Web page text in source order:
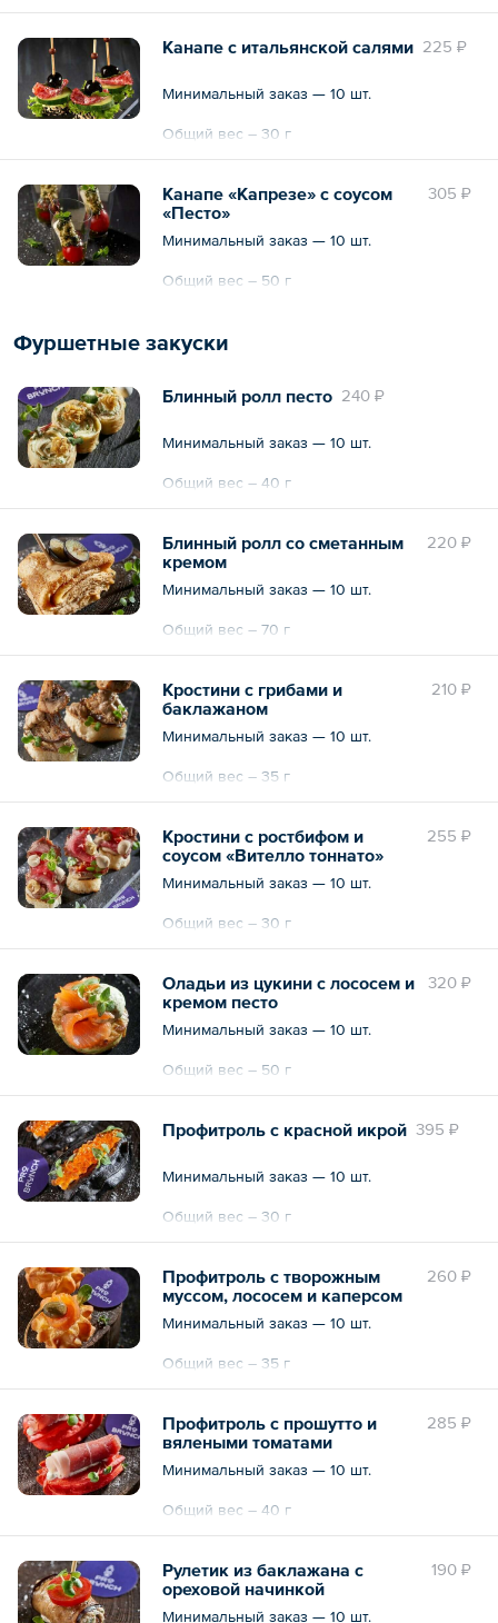
225 ₽
Канапе с итальянской салями
Минимальный заказ — 10 шт.
Общий вес – 30 г
305 ₽
Канапе «Капрезе» с соусом
«Песто»
Минимальный заказ — 10 шт.
Общий вес – 50 г
Фуршетные закуски
240 ₽
Блинный ролл песто
Минимальный заказ — 10 шт.
Общий вес – 40 г
220 ₽
Блинный ролл со сметанным
кремом
Минимальный заказ — 10 шт.
Общий вес – 70 г
210 ₽
Кростини с грибами и
баклажаном
Минимальный заказ — 10 шт.
Общий вес – 35 г
255 ₽
Кростини с ростбифом и
соусом «Вителло тоннато»
Минимальный заказ — 10 шт.
Общий вес – 30 г
320 ₽
Оладьи из цукини с лососем и
кремом песто
Минимальный заказ — 10 шт.
Общий вес – 50 г
395 ₽
Профитроль с красной икрой
Минимальный заказ — 10 шт.
Общий вес – 30 г
260 ₽
Профитроль с творожным
муссом, лососем и каперсом
Минимальный заказ — 10 шт.
Общий вес – 35 г
285 ₽
Профитроль с прошутто и
вялеными томатами
Минимальный заказ — 10 шт.
Общий вес – 40 г
190 ₽
Рулетик из баклажана с
ореховой начинкой
Минимальный заказ — 10 шт.